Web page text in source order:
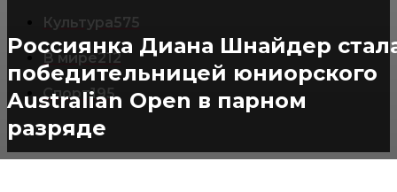
Россиянка Диана Шнайдер
победительницей юниорского
Australian Open в парном
разряде
Культура575
В мире212
Спорт195